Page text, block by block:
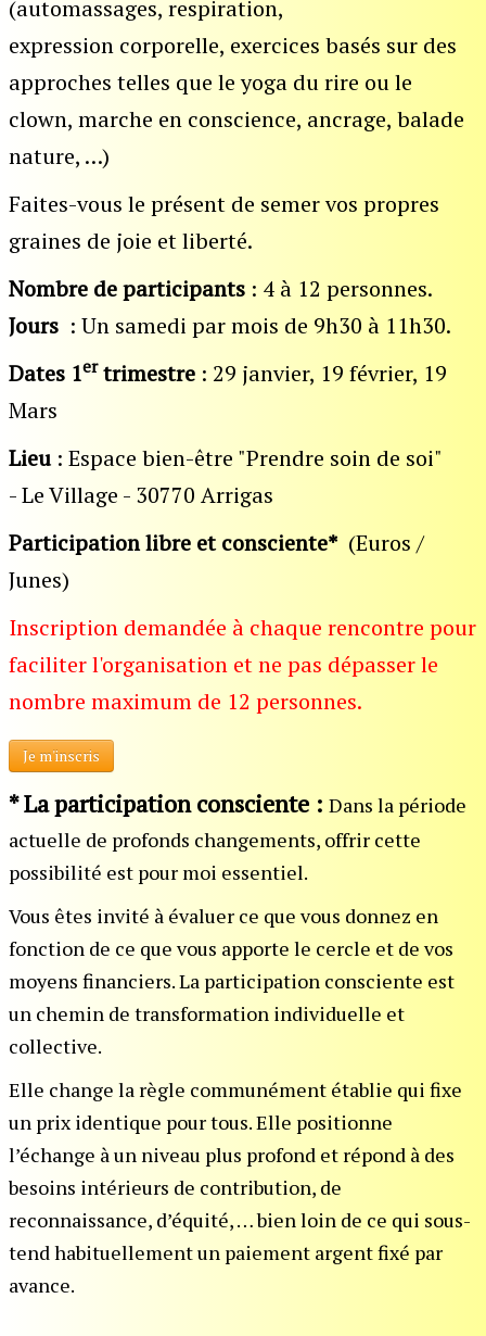
(automassages, respiration,
expression corporelle, exercices basés sur des
approches telles que le yoga du rire ou le
clown, marche en conscience, ancrage, balade
nature, …)
Faites-vous le présent de semer vos propres
graines de joie et liberté.
Nombre de participants : 4 à 12 personnes.
Jours : Un samedi par mois de 9h30 à 11h30.
Dates 1ertrimestre : 29 janvier, 19 février, 19
Mars
Lieu : Espace bien-être "Prendre soin de soi"
-Le Village - 30770 Arrigas
Participationlibre et consciente* (Euros /
Junes)
Inscription demandée à chaque rencontre pour
faciliter l'organisation et ne pas dépasser le
nombre maximum de 12 personnes.
Je m'inscris
* La participation consciente : Dans la période
actuelle de profonds changements, offrir cette
possibilité est pour moi essentiel.
Vous êtes invité à évaluer ce que vous donnez en
fonction de ce que vous apporte le cercle et de vos
moyens financiers. La participation consciente est
un chemin de transformation individuelle et
collective.
Elle change la règle communément établie qui fixe
un prix identique pour tous. Elle positionne
l’échange à un niveau plus profond et répond à des
besoins intérieurs de contribution, de
reconnaissance, d’équité, … bien loin de ce qui sous-
tend habituellement un paiement argent fixé par
avance.